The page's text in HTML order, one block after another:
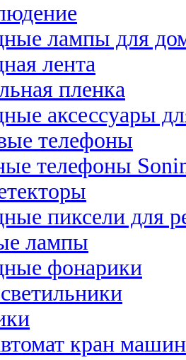
лампы для
лента
пленка
аксессуары
телефоны
телефоны
пиксели для
лампы
фонарики
кран